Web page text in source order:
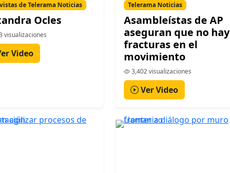
de Telerama Noticias
Ocles
visualizaciones
Video
Telerama Noticias
Asambleístas de AP
aseguran que no hay
fracturas en el
movimiento
3,402 visualizaciones
Ver Video